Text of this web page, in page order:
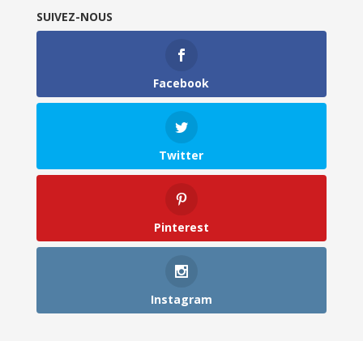
SUIVEZ-NOUS
Facebook
Twitter
Pinterest
Instagram